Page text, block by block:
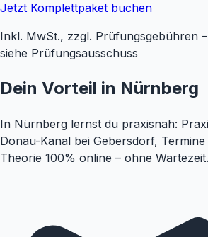
Jetzt Komplettpaket buchen
Inkl. MwSt., zzgl. Prüfungsgebühren
siehe Prüfungsausschuss
Dein Vorteil in Nürnberg
In Nürnberg lernst du praxisnah:
Donau-Kanal bei Gebersdorf,
Theorie 100% online – ohne Wartezeit.